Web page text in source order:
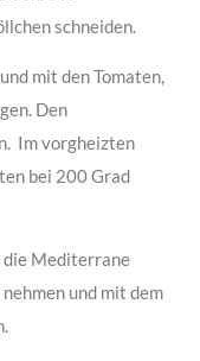
schneiden.
mit den Tomaten,
Den
Im vorgheizten
bei 200 Grad
die Mediterrane
und mit dem